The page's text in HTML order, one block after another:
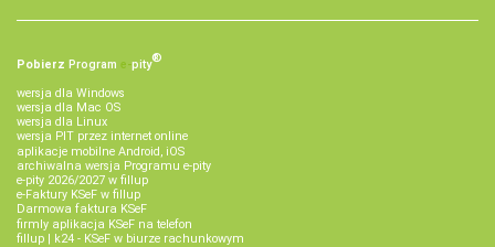
Pobierz Program e‑pity®
wersja dla Windows
wersja dla Mac OS
wersja dla Linux
wersja PIT przez internet online
aplikacje mobilne Android, iOS
archiwalna wersja Programu e-pity
e-pity 2026/2027 w fillup
e‑Faktury KSeF w fillup
Darmowa faktura KSeF
firmly aplikacja KSeF na telefon
fillup | k24 - KSeF w biurze rachunkowym